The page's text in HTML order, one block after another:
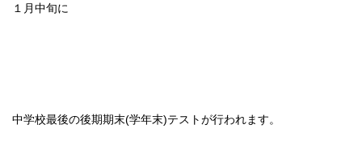
１月中旬に
中学校最後の後期期末(学年末)テストが行われます。